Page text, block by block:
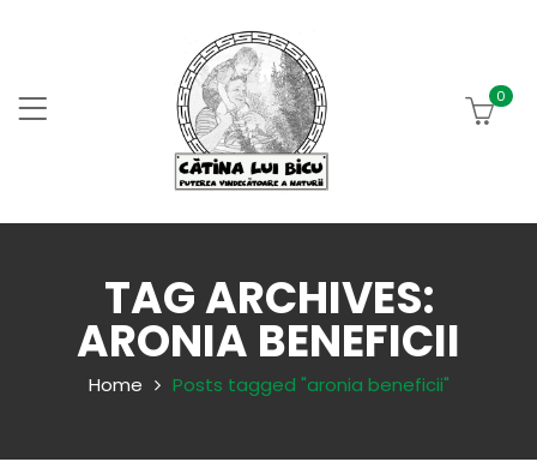
0
TAG ARCHIVES:
ARONIA BENEFICII
Home Posts tagged "aronia beneficii"